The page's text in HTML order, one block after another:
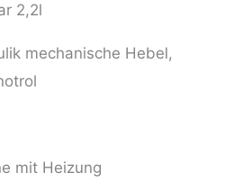
2,2l
mechanische Hebel,
mit Heizung